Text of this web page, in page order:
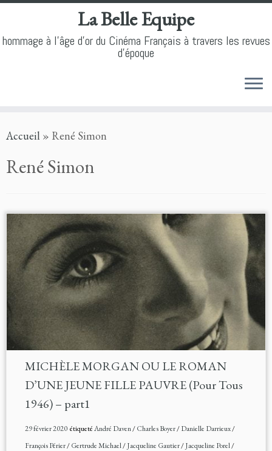
to
La Belle Equipe
hommage à l'âge d'or du Cinéma Français à travers les revues
d'époque
Accueil » René Simon
René Simon
MICHÈLE MORGAN OU LE ROMAN
D’UNE JEUNE FILLE PAUVRE (Pour Tous
1946) – part1
29 février 2020étiquetéAndré Daven/Charles Boyer/Danielle Darrieux/
François Périer/Gertrude Michael/Jacqueline Gautier/Jacqueline Porel/